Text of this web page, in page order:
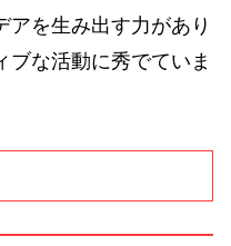
アを生み出す力があり
ブな活動に秀でていま